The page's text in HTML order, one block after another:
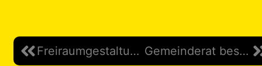
Freiraumgestaltung Innenstadt Gemeinderat beschließt schalltechnische Untersuchungen für stark befahrene Straßen